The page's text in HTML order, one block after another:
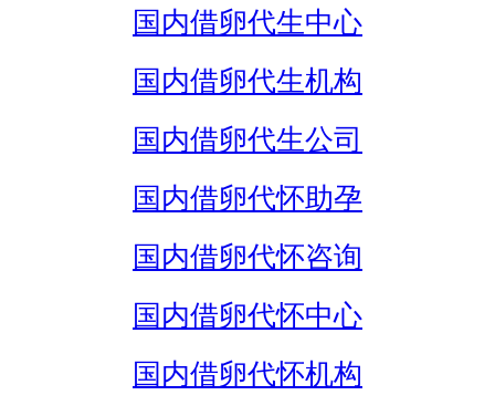
国内借卵代生中心
国内借卵代生机构
国内借卵代生公司
国内借卵代怀助孕
国内借卵代怀咨询
国内借卵代怀中心
国内借卵代怀机构